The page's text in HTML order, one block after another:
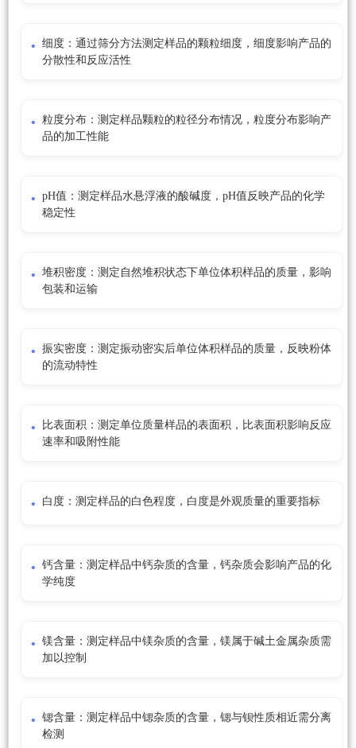
细度：通过筛分方法测定样品的颗粒细度，细度影响产品的
分散性和反应活性
粒度分布：测定样品颗粒的粒径分布情况，粒度分布影响产
品的加工性能
pH值：测定样品水悬浮液的酸碱度，pH值反映产品的化学
稳定性
堆积密度：测定自然堆积状态下单位体积样品的质量，影响
包装和运输
振实密度：测定振动密实后单位体积样品的质量，反映粉体
的流动特性
比表面积：测定单位质量样品的表面积，比表面积影响反应
速率和吸附性能
白度：测定样品的白色程度，白度是外观质量的重要指标
钙含量：测定样品中钙杂质的含量，钙杂质会影响产品的化
学纯度
镁含量：测定样品中镁杂质的含量，镁属于碱土金属杂质需
加以控制
锶含量：测定样品中锶杂质的含量，锶与钡性质相近需分离
检测